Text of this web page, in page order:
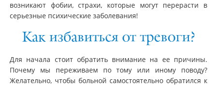
возникают фобии, страхи, которые могут перерасти в
серьезные психические заболевания!
Как избавиться от тревоги?
Для начала стоит обратить внимание на ее причины.
Почему мы переживаем по тому или иному поводу?
Желательно, чтобы больной самостоятельно обратился к